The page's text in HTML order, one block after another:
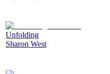
Unfolding
Sharon West